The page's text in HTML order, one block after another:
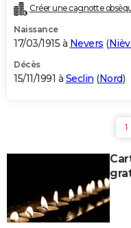
Créer une cagnotte
Naissance
17/03/1915 à Nevers (
Décès
15/11/1991 à Seclin (Nord)
1